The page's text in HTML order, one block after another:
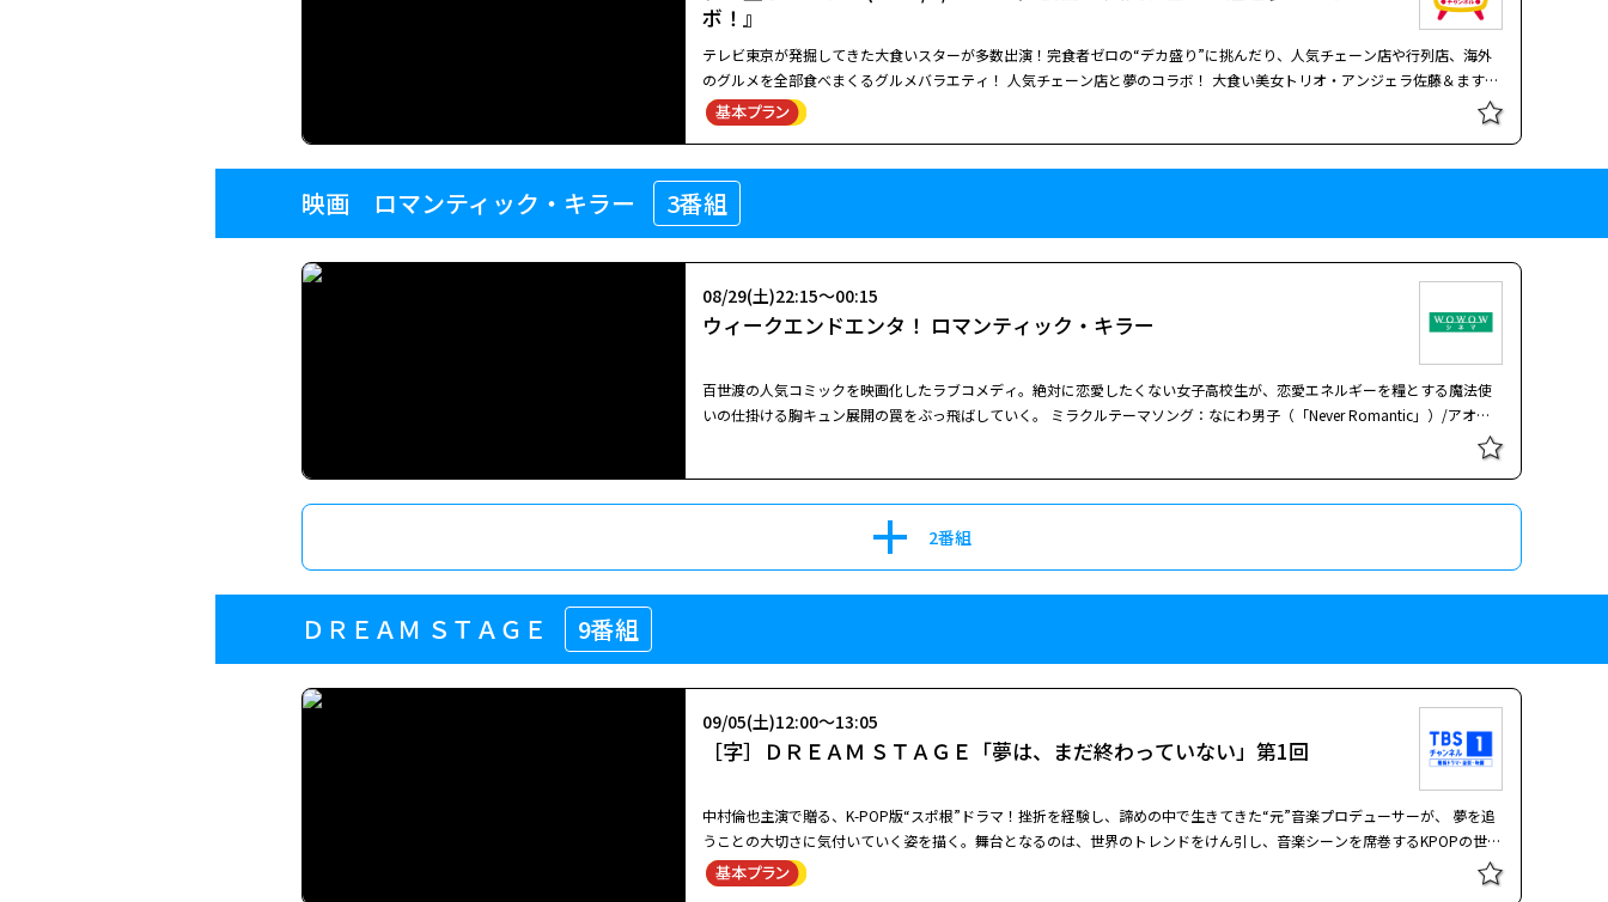
ボ！』
テレビ東京が発掘してきた大食いスターが多数出演！完食者ゼロの“デカ盛り”に挑んだり、人気チェーン店や行列店、海外
のグルメを全部食べまくるグルメバラエティ！ 人気チェーン店と夢のコラボ！ 大食い美女トリオ・アンジェラ佐藤＆ますぶ
ちさちよ＆高橋ちなりは餃子の王将で食べまくり！ ほか 【大食いスター】 アンジェラ佐藤、ますぶちさちよ、高橋ちな
り、はらぺこツインズ
映画 ロマンティック・キラー 3番組
ウィークエンドエンタ！ ロマンティック・キラー
08/29(土)22:15～00:15
百世渡の人気コミックを映画化したラブコメディ。絶対に恋愛したくない女子高校生が、恋愛エネルギーを糧とする魔法使
いの仕掛ける胸キュン展開の罠をぶっ飛ばしていく。 ミラクルテーマソング：なにわ男子（「Never Romantic」）/アオハ
よりゲームが好きな“恋愛キャンセル界隈”のヒロインが、イケメンたちを相手に、思わず恋に落ちそうな胸キュン展開（ロ
るという、クアトロ（４人）主演体制で人気コミックを実写化した。どこかで見たような恋のシチュエーションが次々と破
壊されていくさまが痛快だ。 生きがいはゲームとチョコと猫という“恋愛キャンセル界隈”の女子高校生・杏子。そんな彼女
の前に、恋愛エネルギーを糧とする魔法使いリリが現われる。リリによると、杏子が恋をしないことで魔法界はエネルギー
2番組
ＤＲＥＡＭ ＳＴＡＧＥ 9番組
［字］ＤＲＥＡＭ ＳＴＡＧＥ「夢は、まだ終わっていない」第1回
09/05(土)12:00～13:05
中村倫也主演で贈る、K-POP版“スポ根”ドラマ！挫折を経験し、諦めの中で生きてきた“元”音楽プロデューサーが、 夢を追
うことの大切さに気付いていく姿を描く。舞台となるのは、世界のトレンドをけん引し、音楽シーンを席巻するKPOPの世
界。華やかなステージの裏では、頂点を目指す若者たちのし烈な競争があった…。 中村倫也が演じたのは、“元”天才音楽プ
ロデューサー・吾妻潤。とある事件によって音楽業界を追放され、どん底に 落ちた吾妻だったが、落ちこぼれボーイズグル